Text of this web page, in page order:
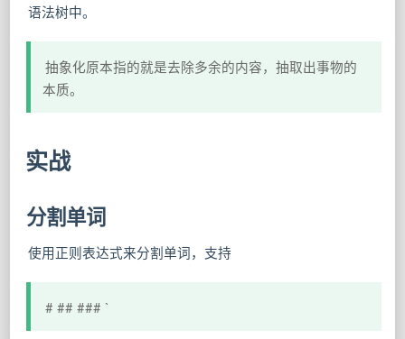
语法树中。
抽象化原本指的就是去除多余的内容，抽取出事物的
本质。
实战
分割单词
使用正则表达式来分割单词，支持
# ## ###`